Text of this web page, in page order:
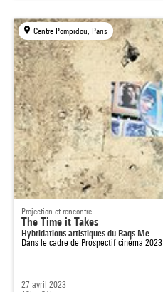
Centre Pompidou, Paris
Projection et rencontre
The Time it Takes
Hybridations artistiques du Raqs Me…
Dans le cadre de Prospectif cinéma 2023
27 avril 2023